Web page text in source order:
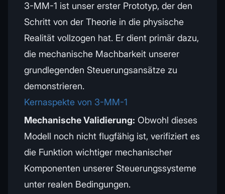
3-MM-1 ist unser erster Prototyp, der den
Schritt von der Theorie in die physische
Realität vollzogen hat. Er dient primär dazu,
die mechanische Machbarkeit unserer
grundlegenden Steuerungsansätze zu
demonstrieren.
Kernaspekte von 3-MM-1
Mechanische Validierung: Obwohl dieses
Modell noch nicht flugfähig ist, verifiziert es
die Funktion wichtiger mechanischer
Komponenten unserer Steuerungssysteme
unter realen Bedingungen.